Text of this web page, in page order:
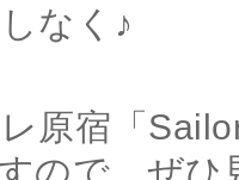
なく♪
原宿「
ので、ぜひ